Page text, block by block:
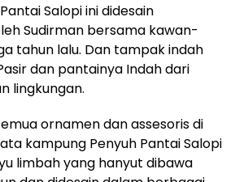
Salopi ini didesain
Sudirman bersama kawan-
tahun lalu. Dan tampak indah
dan pantainya Indah dari
lingkungan.
ornamen dan assesoris di
kampung Penyuh Pantai Salopi
limbah yang hanyut dibawa